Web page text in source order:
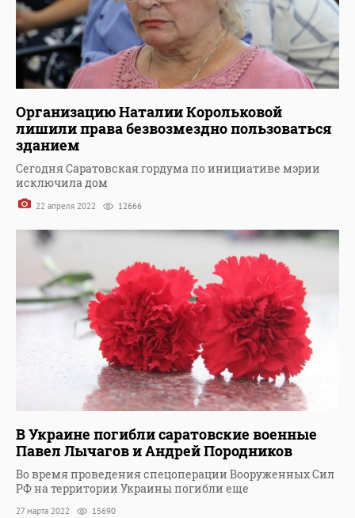
Организацию Наталии Корольковой
лишили права безвозмездно пользоваться
зданием
Сегодня Саратовская гордума по инициативе мэрии
исключила дом
22 апреля 2022 12666
В Украине погибли саратовские военные
Павел Лычагов и Андрей Породников
Во время проведения спецоперации Вооруженных Сил
РФ на территории Украины погибли еще
27 марта 2022 15690